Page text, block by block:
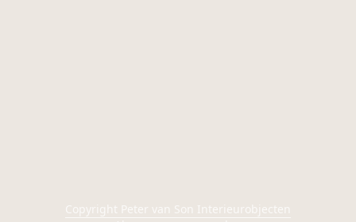
Copyright Peter van Son Interieurobjecten